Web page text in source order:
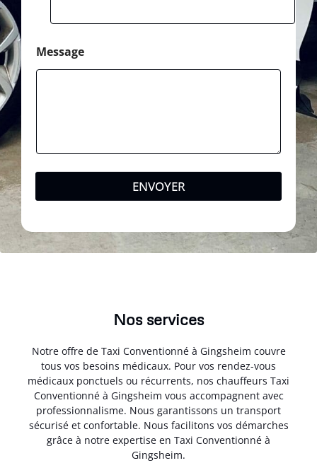
Message
ENVOYER
Nos services
Notre offre de Taxi Conventionné à Gingsheim couvre
tous vos besoins médicaux. Pour vos rendez-vous
médicaux ponctuels ou récurrents, nos chauffeurs Taxi
Conventionné à Gingsheim vous accompagnent avec
professionnalisme. Nous garantissons un transport
sécurisé et confortable. Nous facilitons vos démarches
grâce à notre expertise en Taxi Conventionné à
Gingsheim.